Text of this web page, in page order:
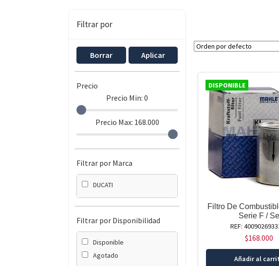
Filtrar por
Borrar Aplicar
Precio
Precio Min:0
Precio Max: 168.000
Filtrar por Marca
DUCATI
Filtrar por Disponibilidad
Disponible
Agotado
DISPONIBLE
Filtro De
Serie F / Se
REF:
$168.000
Añadir al